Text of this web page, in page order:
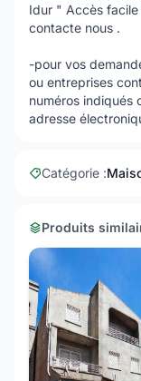
Idur " Accès
contacte nous .
-pour vos
ou entreprises
numéros indiqués
adresse
Catégorie :
Produits